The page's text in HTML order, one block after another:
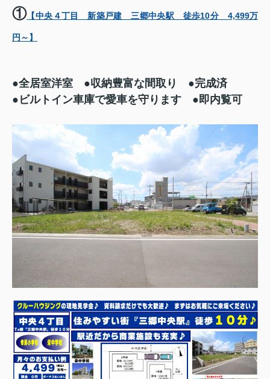
①【中央４丁目 新築戸建 三郷中央駅 徒歩10分 4,499万
円～】
●全居室洋室 ●収納豊富な間取り ●完成済
●ビルトイン車庫で愛車を守ります ●即内覧可